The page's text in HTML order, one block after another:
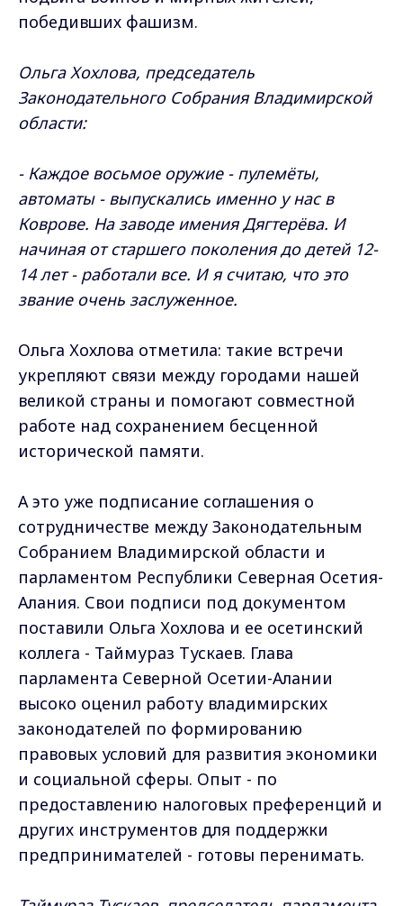
победивших фашизм.
Ольга Хохлова, председатель
Законодательного Собрания Владимирской
области:
- Каждое восьмое оружие - пулемёты,
автоматы - выпускались именно у нас в
Коврове. На заводе имения Дягтерёва. И
начиная от старшего поколения до детей 12-
14 лет - работали все. И я считаю, что это
звание очень заслуженное.
Ольга Хохлова отметила: такие встречи
укрепляют связи между городами нашей
великой страны и помогают совместной
работе над сохранением бесценной
исторической памяти.
А это уже подписание соглашения о
сотрудничестве между Законодательным
Собранием Владимирской области и
парламентом Республики Северная Осетия-
Алания. Свои подписи под документом
поставили Ольга Хохлова и ее осетинский
коллега - Таймураз Тускаев. Глава
парламента Северной Осетии-Алании
высоко оценил работу владимирских
законодателей по формированию
правовых условий для развития экономики
и социальной сферы. Опыт - по
предоставлению налоговых преференций и
других инструментов для поддержки
предпринимателей - готовы перенимать.